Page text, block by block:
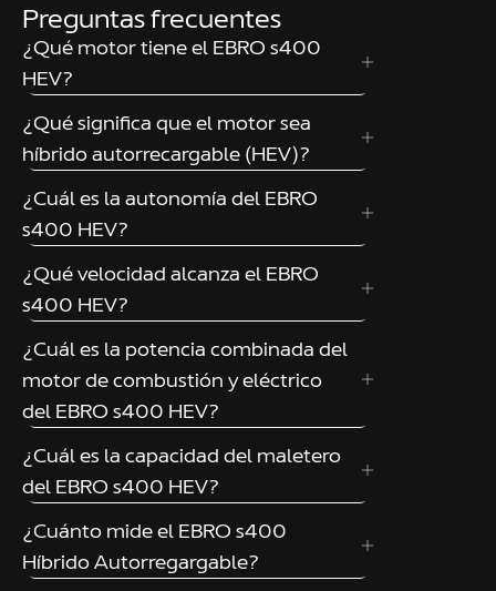
Preguntas frecuentes
¿Qué motor tiene el EBRO s400
HEV?
¿Qué significa que el motor sea
híbrido autorrecargable (HEV)?
¿Cuál es la autonomía del EBRO
s400 HEV?
¿Qué velocidad alcanza el EBRO
s400 HEV?
¿Cuál es la potencia combinada del
motor de combustión y eléctrico
del EBRO s400 HEV?
¿Cuál es la capacidad del maletero
del EBRO s400 HEV?
¿Cuánto mide el EBRO s400
Híbrido Autorregargable?